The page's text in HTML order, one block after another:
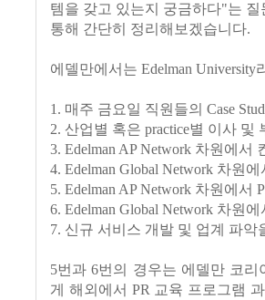
템을 갖고 있는지 궁금하다"는
통해 간단히 정리해보겠습니다.
에델만에서는 Edelman
1. 매주 금요일 직원들의 Case
2. 산업별 혹은 practice별 이사 및
3. Edelman AP Network 차원에서
4. Edelman Global Network 차원
5. Edelman AP Network 차원에서
6. Edelman Global Network 차원에
7. 신규 서비스 개발 및 업계 파악
5번과 6번의 경우는 에델만 코
게 해외에서 PR 교육 프로그램